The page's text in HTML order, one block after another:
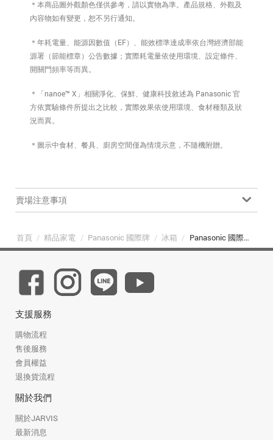
＊本商品圖外觀顏色僅供參考，請以實物為準。產品規格、外觀及
內容物如有變更，恕不另行通知。
＊年耗電量、能源因數值（EF）、能效標準達成率依台灣經濟部能
源署（節能標章）公告數據；實際耗電量依使用環境、設定條件、
開關門頻率等而異。
＊「nanoe™ X」相關淨化、保鮮、健康科技敘述為 Panasonic 官
方依實驗條件所提出之比較，實際效果依使用環境、食材種類及狀
況而異。
＊圖示中食材、餐具、廚房空間僅為情境示意，不隨機附贈。
賣場注意事項
首頁 / 精品家電 / Panasonic 國際牌 / 冰箱 / Panasonic 國際牌 NR-C501PG-H1 495L 三門變頻電冰箱（極緻灰）
支援服務
購物流程
售後服務
會員權益
退換貨流程
關於我們
關於JARVIS
最新消息